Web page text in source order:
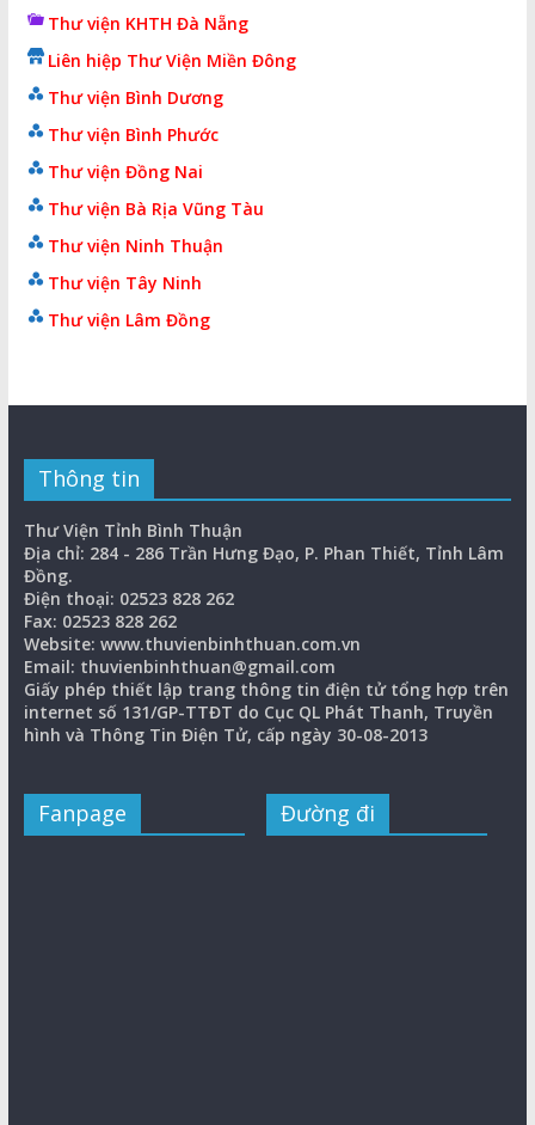
Thư viện KHTH Đà Nẵng
Liên hiệp Thư Viện Miền Đông
Thư viện Bình Dương
Thư viện Bình Phước
Thư viện Đồng Nai
Thư viện Bà Rịa Vũng Tàu
Thư viện Ninh Thuận
Thư viện Tây Ninh
Thư viện Lâm Đồng
Thông tin
Thư Viện Tỉnh Bình Thuận
Địa chỉ: 284 - 286 Trần Hưng Đạo, P. Phan Thiết, Tỉnh Lâm
Đồng.
Điện thoại: 02523 828 262
Fax: 02523 828 262
Website: www.thuvienbinhthuan.com.vn
Email: thuvienbinhthuan@gmail.com
Giấy phép thiết lập trang thông tin điện tử tổng hợp trên
internet số 131/GP-TTĐT do Cục QL Phát Thanh, Truyền
hình và Thông Tin Điện Tử, cấp ngày 30-08-2013
Fanpage Đường đi